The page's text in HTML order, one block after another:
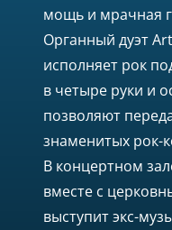
мощь и мрачная
Органный дуэт
исполняет рок
в четыре руки и
позволяют
знаменитых рок-
В концертном
вместе с
выступит экс-